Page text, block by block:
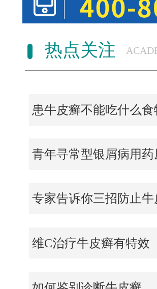
热点关注
患牛皮癣不能吃什么食
青年寻常型银屑病用
专家告诉你三招防止牛
维C治疗牛皮癣有特效